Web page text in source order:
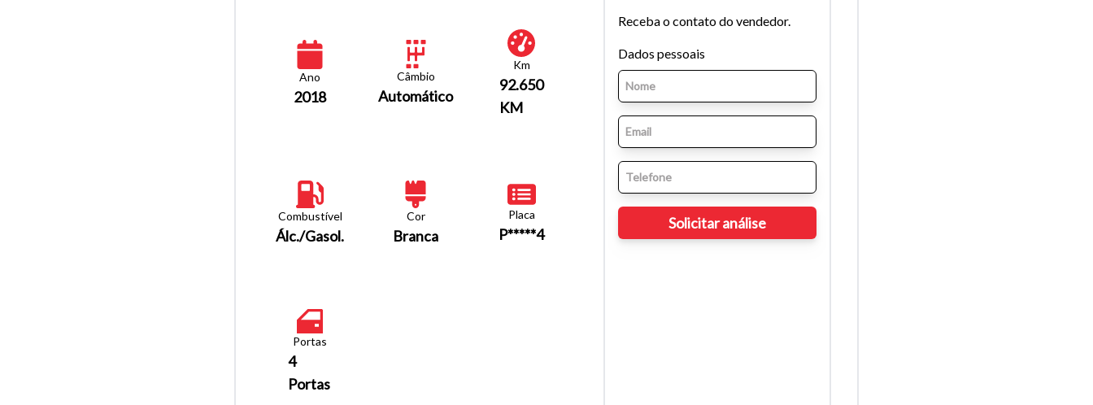
Ano
2018
Câmbio
Automático
Km
92.650
KM
Combustível
Álc./Gasol.
Cor
Branca
Placa
P*****4
Portas
4
Portas
Receba o contato do vendedor.
Dados pessoais